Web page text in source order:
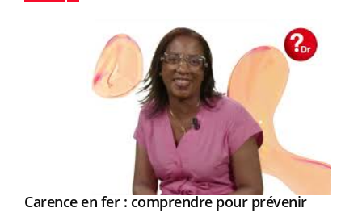
Youtube
Carence en fer : comprendre pour prévenirYoutube